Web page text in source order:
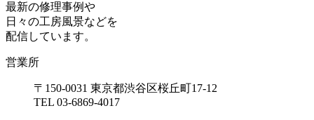
最新の修理事例や
日々の工房風景などを
配信しています。
営業所
〒150-0031 東京都渋谷区桜丘町17-12
TEL 03-6869-4017